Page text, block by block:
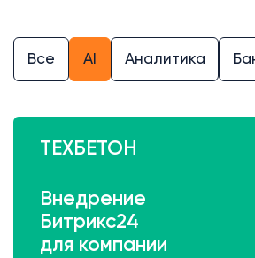
Все AI Аналитика
ТЕХБЕТОН
Внедрение
Битрикс24
для компании